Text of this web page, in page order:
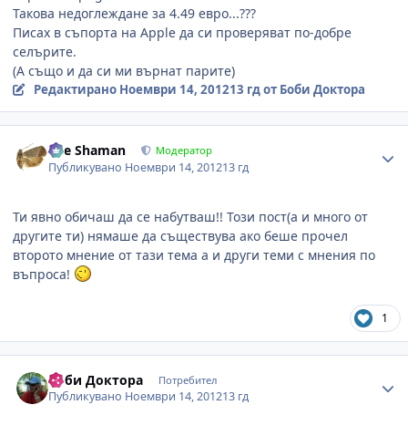
Такова недоглеждане за 4.49 евро...???
Писах в съпорта на Apple да си проверяват по-добре
селърите.
(А също и да си ми върнат парите)
Редактирано Ноември 14, 201213 гдот Боби Доктора
The Shaman Модератор
Публикувано Ноември 14, 201213 гд
Ти явно обичаш да се набутваш!! Този пост(а и много от
другите ти) нямаше да съществува ако беше прочел
второто мнение от тази тема а и други теми с мнения по
въпроса!
1
Боби Доктора Потребител
Публикувано Ноември 14, 201213 гд